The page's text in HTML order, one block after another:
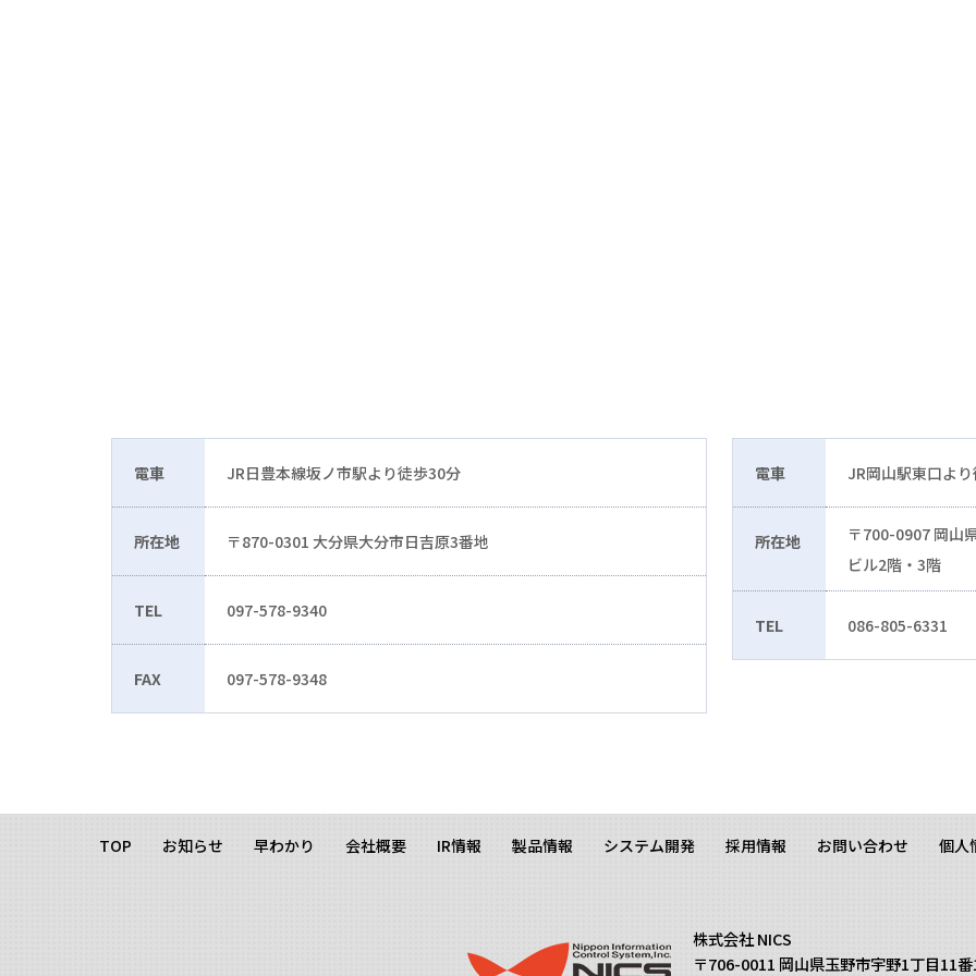
電車 JR日豊本線坂ノ市駅より徒歩30分
所在地 〒870-0301 大分県大分市日吉原3番地
TEL 097-578-9340
FAX 097-578-9348
電車 JR岡山駅東口よ
所在地
〒700-0907 岡
ビル2階・3階
TEL 086-805-6331
TOP お知らせ 早わかり 会社概要 IR情報 製品情報 システム開発 採用情報 お問い合わせ 個人
株式会社 NICS
〒706-0011 岡山県玉野市宇野1丁目11